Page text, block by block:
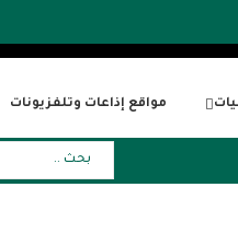
مواقع إذاعات وتلفزيونات